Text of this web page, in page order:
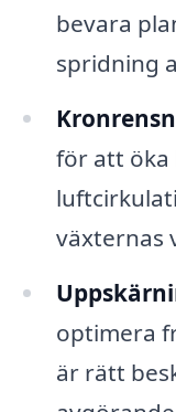
bevara
spridning
för att öka
växternas
optimera
är rätt